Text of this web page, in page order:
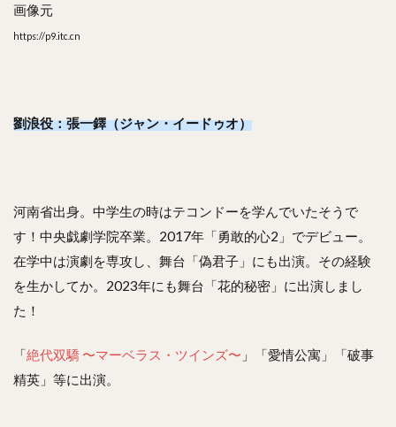
画像元
https://p9.itc.cn
劉浪役：張一鐸（ジャン・イードゥオ）
河南省出身。中学生の時はテコンドーを学んでいたそうで
す！中央戯劇学院卒業。2017年「勇敢的心2」でデビュー。
在学中は演劇を専攻し、舞台「偽君子」にも出演。その経験
を生かしてか。2023年にも舞台「花的秘密」に出演しまし
た！
「絶代双驕 〜マーベラス・ツインズ〜 」「愛情公寓」「破事
精英」等に出演。